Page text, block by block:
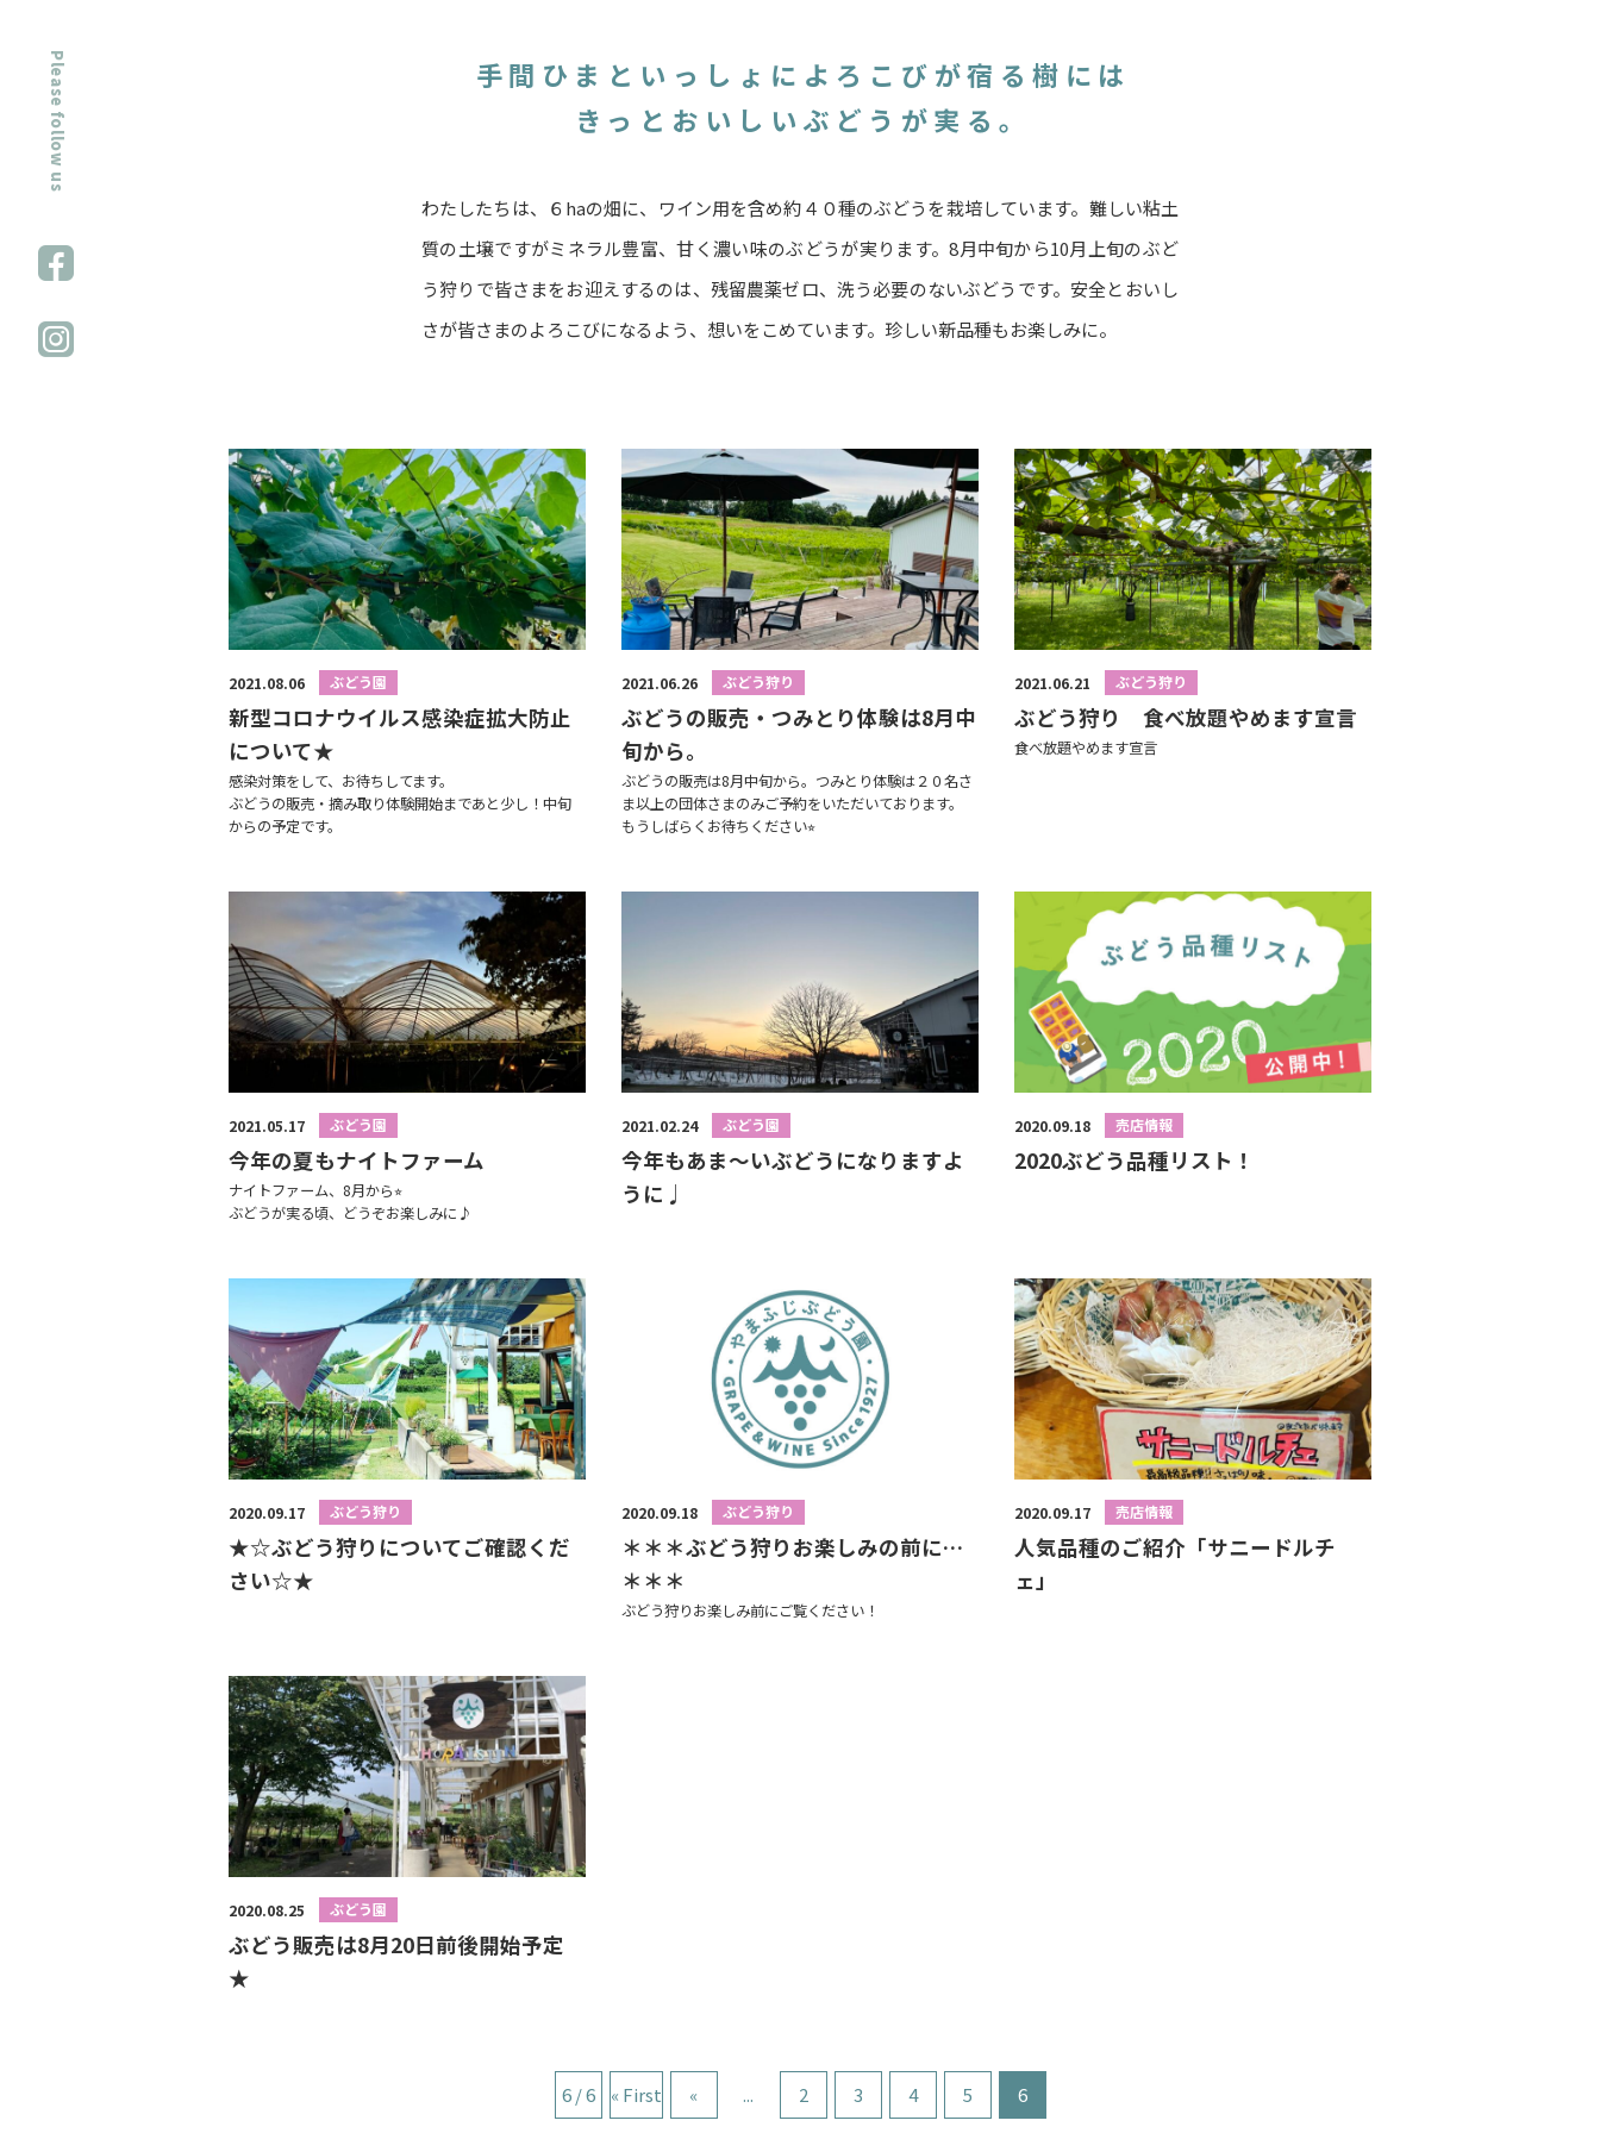
Please follow us 手間ひまといっしょに よろこびが宿る樹には
きっとおいしいぶどうが実る。
わたしたちは、６haの畑に、ワイン用を含め約４０種のぶどうを栽培しています。難しい粘土
質の土壌ですがミネラル豊富、甘く濃い味のぶどうが実ります。8月中旬から10月上旬のぶど
う狩りで皆さまをお迎えするのは、残留農薬ゼロ、洗う必要のないぶどうです。安全とおいし
さが皆さまのよろこびになるよう、想いをこめています。珍しい新品種もお楽しみに。
2021.08.06 ぶどう園
新型コロナウイルス感染症拡大防止
について★
感染対策をして、お待ちしてます。
ぶどうの販売・摘み取り体験開始まであと少し！中旬
からの予定です。
2021.06.26 ぶどう狩り
ぶどうの販売・つみとり体験は8月中
旬から。
ぶどうの販売は8月中旬から。つみとり体験は２０名さ
ま以上の団体さまのみご予約をいただいております。
もうしばらくお待ちください⭐︎
2021.06.21 ぶどう狩り
ぶどう狩り 食べ放題やめます宣言
食べ放題やめます宣言
2021.05.17 ぶどう園
今年の夏もナイトファーム
ナイトファーム、8月から⭐︎
ぶどうが実る頃、どうぞお楽しみに♪
2021.02.24 ぶどう園
今年もあま〜いぶどうになりますよ
うに♩
2020.09.18 売店情報
2020ぶどう品種リスト！
2020.09.17 ぶどう狩り
★☆ぶどう狩りについてご確認くだ
さい☆★
2020.09.18 ぶどう狩り
＊＊＊ぶどう狩りお楽しみの前に…
＊＊＊
ぶどう狩りお楽しみ前にご覧ください！
2020.09.17 売店情報
人気品種のご紹介「サニードルチ
ェ」
2020.08.25 ぶどう園
ぶどう販売は8月20日前後開始予定
★
6 / 6 « First « ... 2 3 4 5 6